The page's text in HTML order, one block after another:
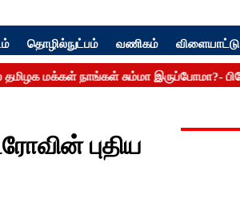
தொழில்நுட்பம் வணிகம் விளையாட்டு
புதிய